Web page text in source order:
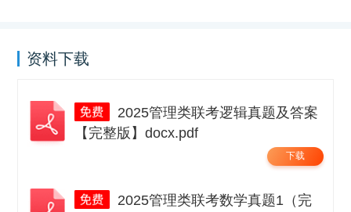
资料下载
【完整版】docx.pdf
下载